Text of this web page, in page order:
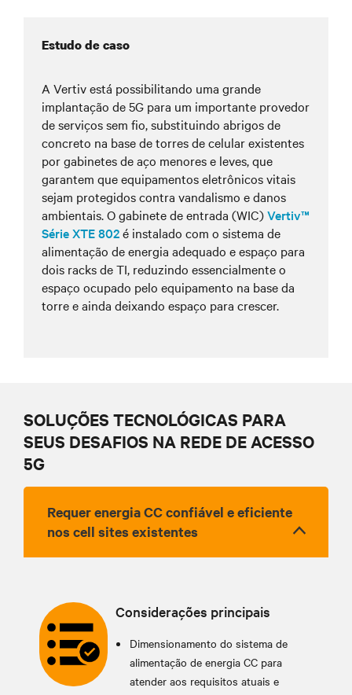
Estudo de caso
A Vertiv está possibilitando uma grande
implantação de 5G para um importante provedor
de serviços sem fio, substituindo abrigos de
concreto na base de torres de celular existentes
por gabinetes de aço menores e leves, que
garantem que equipamentos eletrônicos vitais
sejam protegidos contra vandalismo e danos
ambientais. O gabinete de entrada (WIC)Vertiv™
Série XTE 802é instalado com o sistema de
alimentação de energia adequado e espaço para
dois racks de TI, reduzindo essencialmente o
espaço ocupado pelo equipamento na base da
torre e ainda deixando espaço para crescer.
SOLUÇÕES TECNOLÓGICAS PARA
SEUS DESAFIOS NA REDE DE ACESSO
5G
Requer energia CC confiável e eficiente
nos cell sites existentes
Considerações principais
Dimensionamento do sistema de
alimentação de energia CC para
atender aos requisitos atuais e